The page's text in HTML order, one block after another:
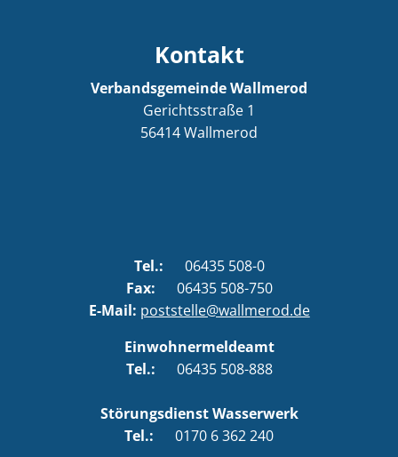
Kontakt
Verbandsgemeinde Wallmerod
Gerichtsstraße 1
56414Wallmerod
Tel.:
06435 508-0
Fax: 06435 508-750
E-Mail: poststelle@wallmerod.de
Einwohnermeldeamt
Tel.: 06435 508-888
Störungsdienst Wasserwerk
Tel.: 0170 6 362 240